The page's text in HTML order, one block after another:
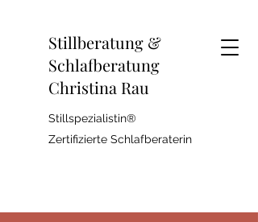
Stillberatung &
Schlafberatung
Christina Rau
Stillspezialistin®
Zertifizierte Schlafberaterin